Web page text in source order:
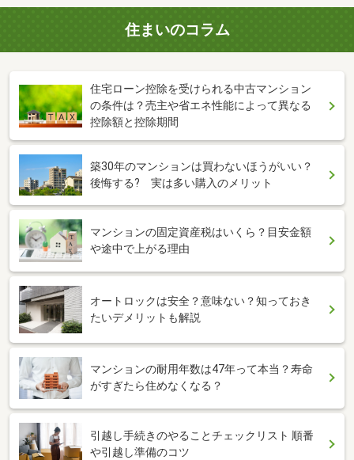
住まいのコラム
住宅ローン控除を受けられる中古マンション
の条件は？売主や省エネ性能によって異なる
控除額と控除期間
築30年のマンションは買わないほうがいい？
後悔する? 実は多い購入のメリット
マンションの固定資産税はいくら？目安金額
や途中で上がる理由
オートロックは安全？意味ない？知っておき
たいデメリットも解説
マンションの耐用年数は47年って本当？寿命
がすぎたら住めなくなる？
引越し手続きのやることチェックリスト 順番
や引越し準備のコツ